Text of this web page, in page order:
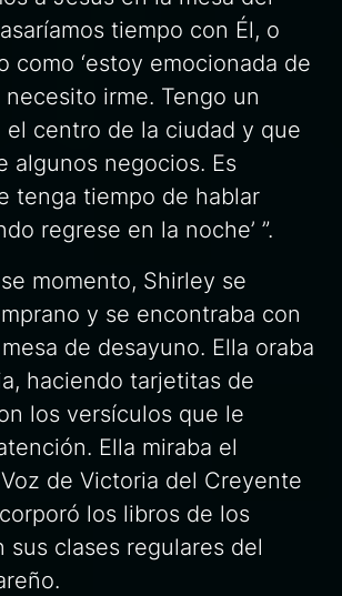
tiempo con Él, o
como ‘estoy emocionada de
irme. Tengo un
el centro de la ciudad y que
algunos negocios. Es
tenga tiempo de hablar
regrese en la noche’ ”.
momento, Shirley se
y se encontraba con
de desayuno. Ella oraba
haciendo tarjetitas de
los versículos que le
Ella miraba el
de Victoria del Creyente
los libros de los
sus clases regulares del